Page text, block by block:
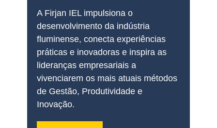
A Firjan IEL impulsiona o
desenvolvimento da indústria
fluminense, conecta experiências
práticas e inovadoras e inspira as
lideranças empresariais a
vivenciarem os mais atuais métodos
de Gestão, Produtividade e
Inovação.